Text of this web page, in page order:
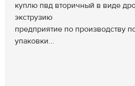
куплю пвд вторичный в виде
экструзию
предприятие по производству
упаковки...